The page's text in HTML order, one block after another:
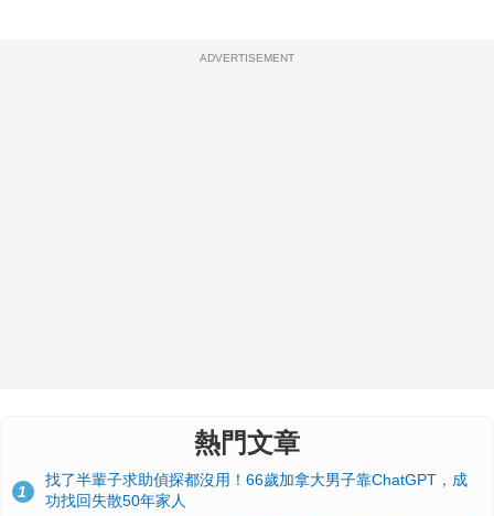
ADVERTISEMENT
熱門文章
1
找了半輩子求助偵探都沒用！66歲加拿大男子靠ChatGPT，成
功找回失散50年家人